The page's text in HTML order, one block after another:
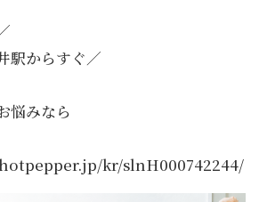
駅からすぐ／
悩みなら
kr/slnH000742244/